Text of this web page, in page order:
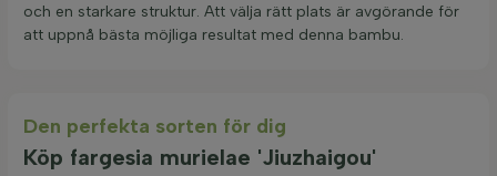
och en starkare struktur. Att välja rätt plats är avgörande för
att uppnå bästa möjliga resultat med denna bambu.
Den perfekta sorten för dig
Köp fargesia murielae 'Jiuzhaigou'